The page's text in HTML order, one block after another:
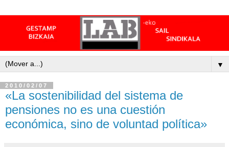
▼
2010/02/07
«La sostenibilidad del sistema de
pensiones no es una cuestión
económica, sino de voluntad política»